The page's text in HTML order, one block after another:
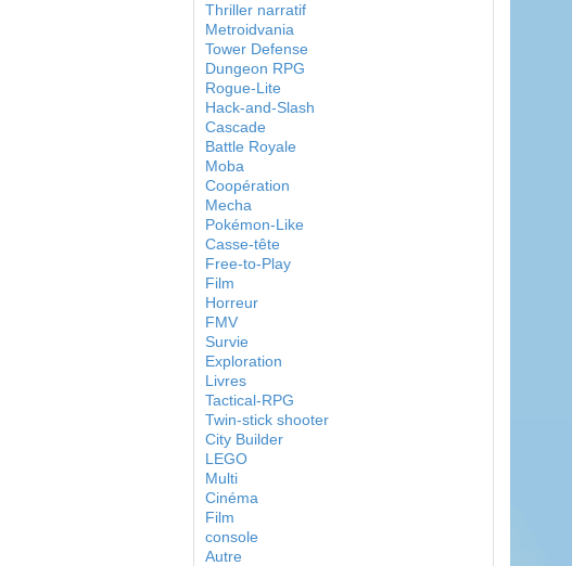
Thriller narratif
Metroidvania
Tower Defense
Dungeon RPG
Rogue-Lite
Hack-and-Slash
Cascade
Battle Royale
Moba
Coopération
Mecha
Pokémon-Like
Casse-tête
Free-to-Play
Film
Horreur
FMV
Survie
Exploration
Livres
Tactical-RPG
Twin-stick shooter
City Builder
LEGO
Multi
Cinéma
Film
console
Autre